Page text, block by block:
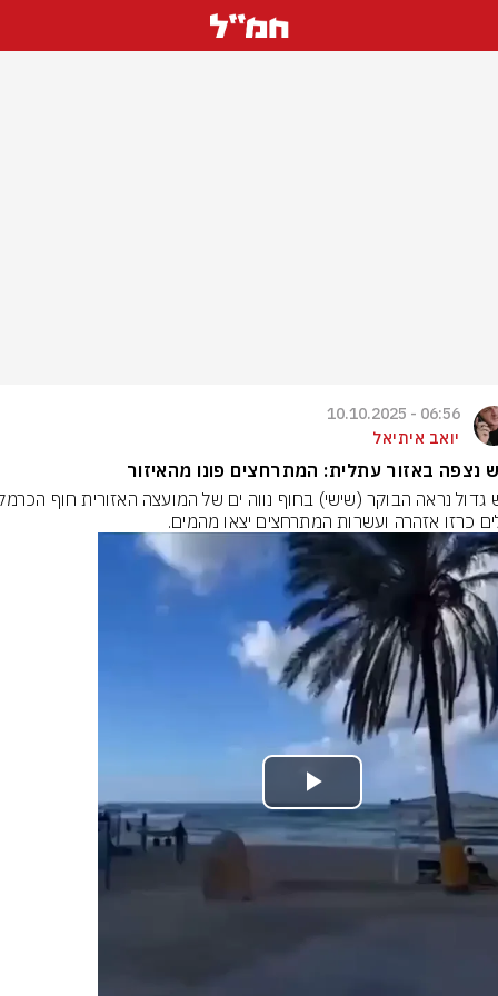
06:56 - 10.10.2025
יואב איתיאל
נצפה באזור עתלית: המתרחצים פונו מהאיזור
כרזו אזהרה ועשרות המתרחצים יצאו מהמים.
Play
Video